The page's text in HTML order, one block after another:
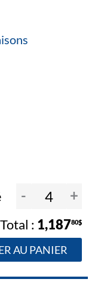
- +
1,18780$
AU PANIER